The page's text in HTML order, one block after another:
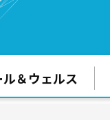
ル＆ウェルス